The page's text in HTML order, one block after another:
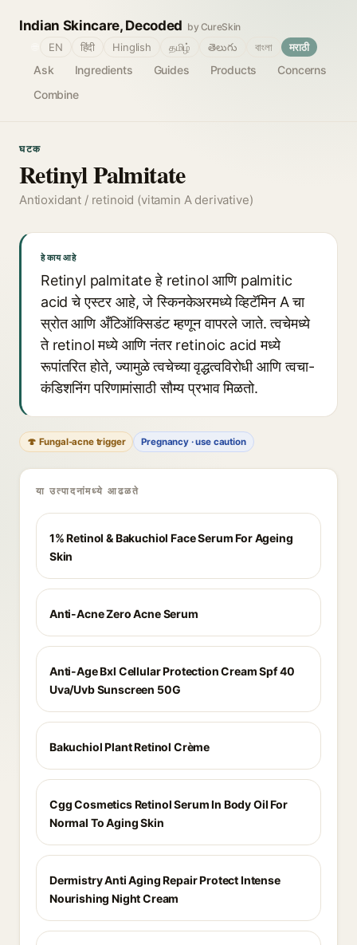
Indian Skincare, Decoded by CureSkin
Ask Ingredients Guides Products
Concerns
Combine
EN हिंदी Hinglish தமிழ் తెలుగు বাংলা मराठी
घटक
Retinyl Palmitate
Antioxidant / retinoid (vitamin A derivative)
हे काय आहे
Retinyl palmitate हे retinol आणि palmitic
acid चे एस्टर आहे, जे स्किनकेअरमध्ये व्हिटॅमिन A चा
स्रोत आणि अँटिऑक्सिडंट म्हणून वापरले जाते. त्वचेमध्ये
ते retinol मध्ये आणि नंतर retinoic acid मध्ये
रूपांतरित होते, ज्यामुळे त्वचेच्या वृद्धत्वविरोधी आणि त्वचा-
कंडिशनिंग परिणामांसाठी सौम्य प्रभाव मिळतो.
🍄 Fungal-acne trigger Pregnancy · use caution
या उत्पादनांमध्ये आढळते
1% Retinol & Bakuchiol Face Serum For Ageing
Skin
Anti-Acne Zero Acne Serum
Anti-Age Bxl Cellular Protection Cream Spf 40
Uva/Uvb Sunscreen 50G
Bakuchiol Plant Retinol Crème
Cgg Cosmetics Retinol Serum In Body Oil For
Normal To Aging Skin
Dermistry Anti Aging Repair Protect Intense
Nourishing Night Cream